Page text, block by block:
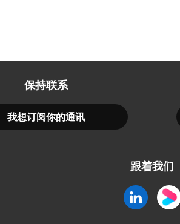
保持联系
我想订阅你的通讯
跟着我们